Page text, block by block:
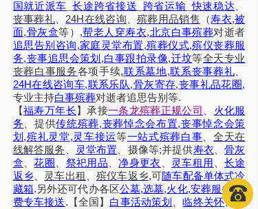
国就近派车 长途跨省接送 跨省运输 _快速稳达
丧事葬礼
24H在线咨询 、殡葬用品销售 （寿衣,被
面,骨灰盒等） ,帮老人穿寿衣,北京白事殡葬对逝者
追思告别咨询,家庭灵堂布置,殡葬仪式,殡仪丧葬服
务,丧事追思会策划 ,白事跟拍录像,迁坟等全天专业
丧葬白事服务各项手续,联系墓地,联系丧事葬礼
24H在线咨询车,联系乐队,骨灰寄存,丧事礼品花圈,
专业主持白事殡葬对逝者追思告别等.
【福寿万年长 】 承接一条龙殡葬正规公司
火化服
务 、提供传统殡葬,丧葬悼念会布置,丧事悼念会策
划 ,殡礼灵堂,灵车接运等一站式殡葬白事
全天在
线解答服务
灵堂布置 、摄像等;并提供寿衣 、骨灰
盒 、花圈 祭祀用品 、净身更衣 灵车租用
长途
返乡
灵车出租 、殡仪车返乡,可随车配备单体式冷
藏箱.另外还可代办各区公墓,选墓,火化,安葬服务.免
费专车接送. 【全国】 白事活动策划 、临终关怀、治